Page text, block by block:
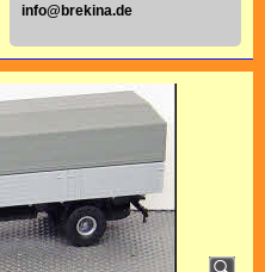
info@brekina.de